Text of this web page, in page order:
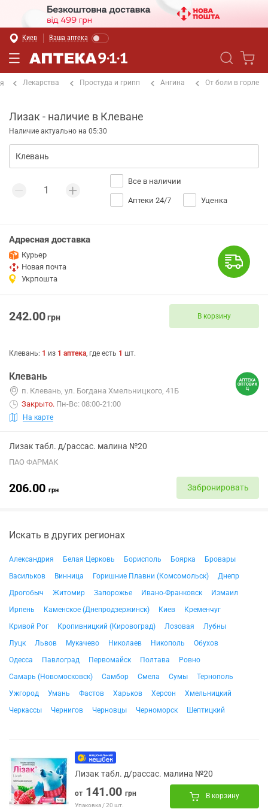
Киев Ваша аптека
Лекарства Простуда и грипп Ангина От боли в горле
Лизак - наличие в Клеване
Наличие актуально на 05:30
Все в наличии
Аптеки 24/7 Уценка
Адресная доставка
Курьер
Новая почта
Укрпошта
242.00грн В корзину
Клевань: 1 из 1 аптека, где есть 1 шт.
Клевань
п. Клевань, ул. Богдана Хмельницкого, 41Б
Закрыто. Пн-Вс: 08:00-21:00
На карте
Лизак табл. д/рассас. малина №20
ПАО ФАРМАК
206.00 грн Забронировать
Искать в других регионах
Александрия Белая Церковь Борисполь Боярка
Бровары
Васильков
Винница Горишние Плавни (Комсомольск)
Днепр
Дрогобыч
Житомир Запорожье Ивано-Франковск
Измаил
Ирпень
Каменское (Днепродзержинск) Киев
Кременчуг
Кривой Рог
Кропивницкий (Кировоград) Лозовая
Лубны
Луцк
Львов Мукачево Николаев Никополь
Обухов
Одесса
Павлоград Первомайск Полтава
Ровно
Самарь (Новомосковск)
Самбор Смела Сумы
Тернополь
Ужгород
Умань Фастов Харьков Херсон
Хмельницкий
Черкассы
Чернигов Черновцы Черноморск Шептицкий
Лизак табл. д/рассас. малина №20
от 141.00 грн
Упаковка / 20 шт.
В корзину